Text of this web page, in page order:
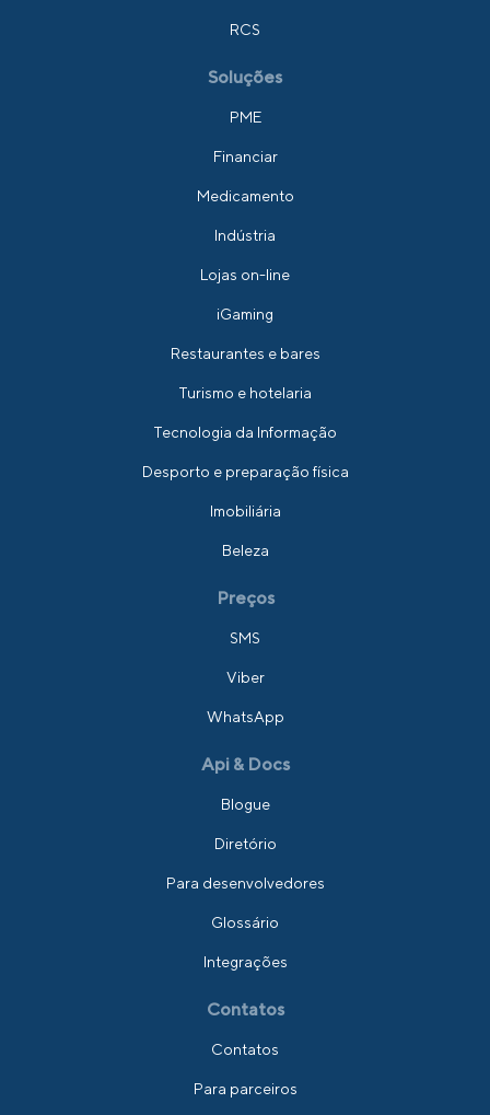
RCS
Soluções
PME
Financiar
Medicamento
Indústria
Lojas on-line
iGaming
Restaurantes e bares
Turismo e hotelaria
Tecnologia da Informação
Desporto e preparação física
Imobiliária
Beleza
Preços
SMS
Viber
WhatsApp
Api & Docs
Blogue
Diretório
Para desenvolvedores
Glossário
Integrações
Contatos
Contatos
Para parceiros